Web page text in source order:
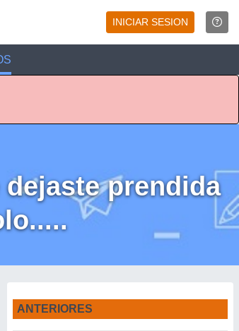
INICIAR SESION
prendida
ANTERIORES